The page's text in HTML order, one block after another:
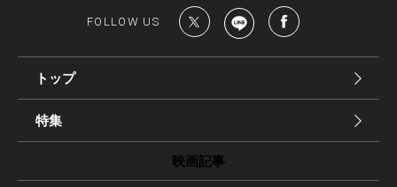
FOLLOW US
トップ
特集
映画記事